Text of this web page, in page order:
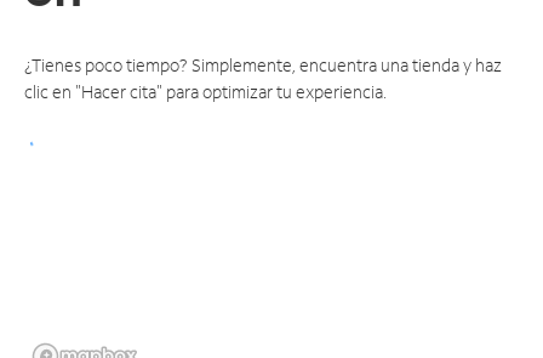
¿Tienes poco tiempo? Simplemente, encuentra una tienda y haz
clic en "Hacer cita" para optimizar tu experiencia.